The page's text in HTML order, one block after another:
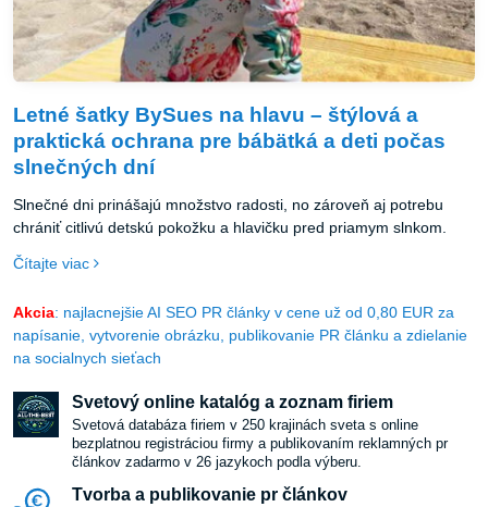
Letné šatky BySues na hlavu – štýlová a
praktická ochrana pre bábätká a deti počas
slnečných dní
Slnečné dni prinášajú množstvo radosti, no zároveň aj potrebu
chrániť citlivú detskú pokožku a hlavičku pred priamym slnkom.
Čítajte viac
Akcia: najlacnejšie AI SEO PR články v cene už od 0,80 EUR za
napísanie, vytvorenie obrázku, publikovanie PR článku a zdielanie
na socialnych sieťach
Svetový online katalóg a zoznam firiem
Svetová databáza firiem v 250 krajinách sveta s online
bezplatnou registráciou firmy a publikovaním reklamných pr
článkov zadarmo v 26 jazykoch podla výberu.
Tvorba a publikovanie pr článkov